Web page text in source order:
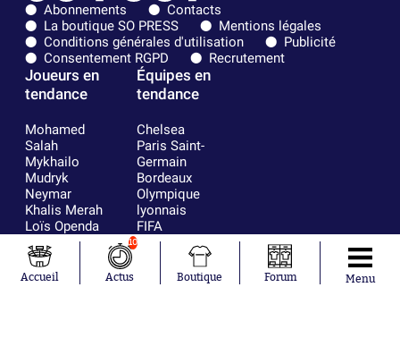
Abonnements
Contacts
La boutique SO PRESS
Mentions légales
Conditions générales d'utilisation
Publicité
Consentement RGPD
Recrutement
Joueurs en
tendance
Mohamed
Salah
Mykhailo
Mudryk
Neymar
Khalis Merah
Loïs Openda
Moussa
Niakhaté
Nicolás
Équipes en
tendance
Chelsea
Paris Saint-
Germain
Bordeaux
Olympique
lyonnais
FIFA
Real Madrid
RC Strasbourg
AC Milan
Accueil
10
Actus Boutique Forum Menu